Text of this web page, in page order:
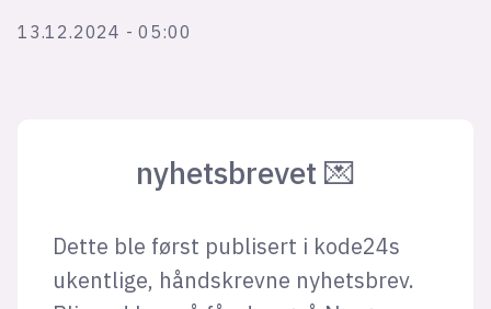
13.12.2024 - 05:00
nyhetsbrevet 💌
Dette ble først publisert i kode24s
ukentlige, håndskrevne nyhetsbrev.